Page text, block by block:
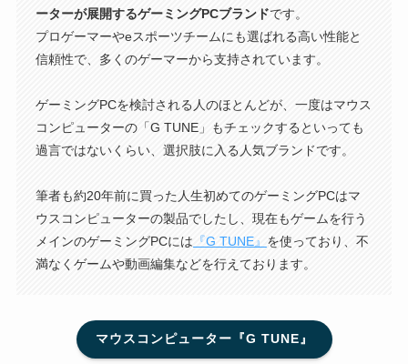
ーターが展開するゲーミングPCブランドです。
プロゲーマーやeスポーツチームにも選ばれる高い性能と
信頼性で、多くのゲーマーから支持されています。
ゲーミングPCを検討される人のほとんどが、一度はマウス
コンピューターの「G TUNE」もチェックするといっても
過言ではないくらい、選択肢に入る人気ブランドです。
筆者も約20年前に買った人生初めてのゲーミングPCはマ
ウスコンピューターの製品でしたし、現在もゲームを行う
メインのゲーミングPCには 『G TUNE』 を使っており、不
満なくゲームや動画編集などを行えております。
マウスコンピューター『G TUNE』